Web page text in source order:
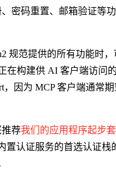
密码重置、邮箱验证等
规范提供的所有功能时，
在构建供 AI 客户端访问
，因为 MCP 客户端通常
荐我们的应用程序起步套
置认证服务的首选认证栈